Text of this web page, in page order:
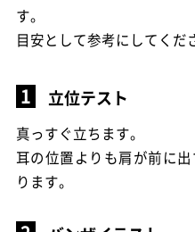
す。
目安として参考にしてくだ
立位テスト
真っすぐ立ちます。
耳の位置よりも肩が前に
ります。